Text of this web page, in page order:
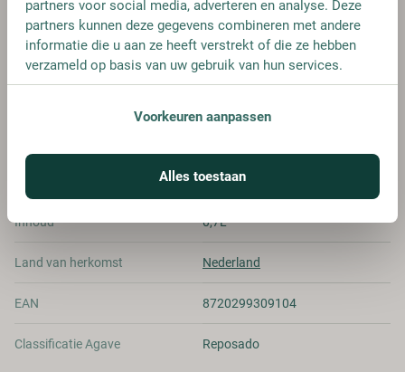
SPECIFICATIES
Tecán
Inhoud 0,7L
Land van herkomst Nederland
EAN 8720299309104
Classificatie Agave Reposado
partners voor social media, adverteren en analyse. Deze
partners kunnen deze gegevens combineren met andere
informatie die u aan ze heeft verstrekt of die ze hebben
verzameld op basis van uw gebruik van hun services.
Voorkeuren aanpassen
Alles toestaan